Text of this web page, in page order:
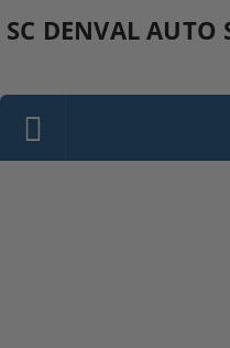
SC DENVAL AUTO